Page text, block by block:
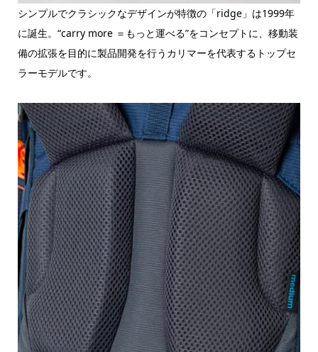
シンプルでクラシックなデザインが特徴の「ridge」は1999年
に誕生。“carry more ＝もっと運べる”をコンセプトに、移動装
備の拡張を目的に製品開発を行うカリマーを代表するトップセ
ラーモデルです。